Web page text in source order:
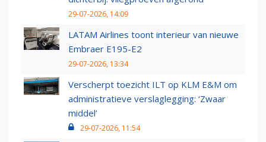
29-07-2026, 14:09
LATAM Airlines toont interieur van nieuwe
Embraer E195-E2
29-07-2026, 13:34
Verscherpt toezicht ILT op KLM E&M om
administratieve verslaglegging: ‘Zwaar
middel’
29-07-2026, 11:54